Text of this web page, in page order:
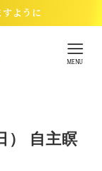
ように
MENU
） 自主瞑